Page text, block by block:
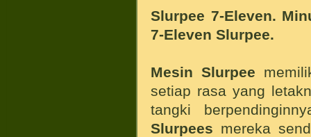
Slurpee 7-Eleven.
7-Eleven Slurpee.
Mesin Slurpee
setiap rasa yang
tangki
Slurpees mereka